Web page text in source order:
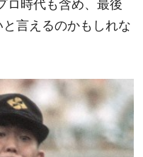
ロ時代も含め、最後
と言えるのかもしれな